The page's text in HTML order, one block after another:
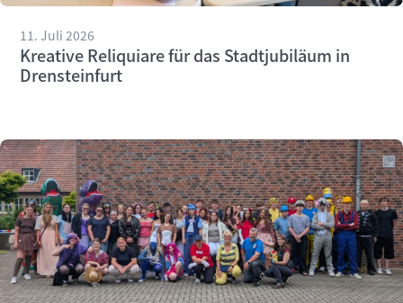
11. Juli 2026
Kreative Reliquiare für das Stadtjubiläum in
Drensteinfurt